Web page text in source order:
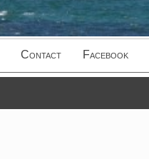
Contact Facebook